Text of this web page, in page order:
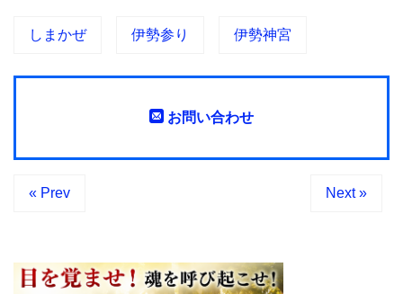
しまかぜ 伊勢参り 伊勢神宮
お問い合わせ
« Prev Next »